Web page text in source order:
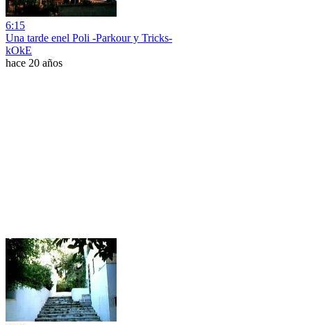
6:15
Una tarde enel Poli -Parkour y Tricks-
kOkE
hace 20 años